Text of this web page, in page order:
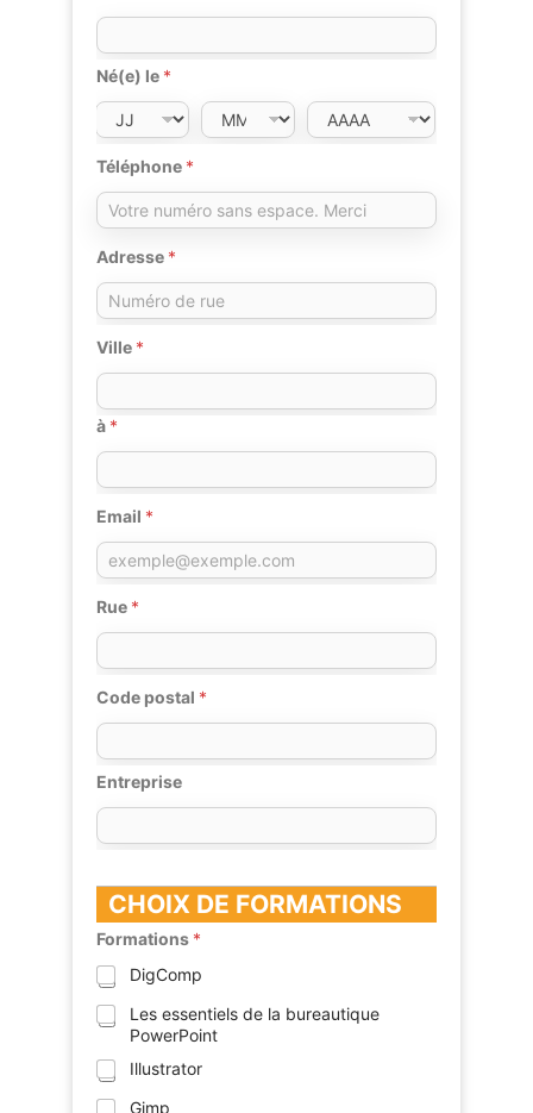
Né(e) le *
Téléphone *
Adresse *
Ville *
à *
Email *
Rue *
Code postal *
Entreprise
CHOIX DE FORMATIONS
Formations *
DigComp
Les essentiels de la bureautique
PowerPoint
Illustrator
Gimp